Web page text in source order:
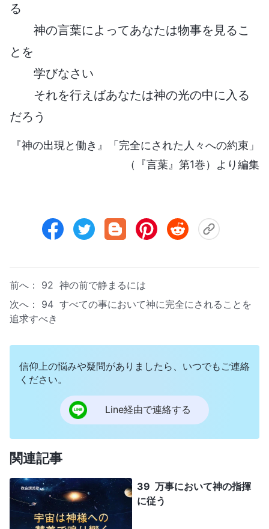
る
神の言葉によってあなたは物事を見るこ
とを
学びなさい
それを行えばあなたは神の光の中に入る
だろう
『神の出現と働き』「完全にされた人々への約束」
（『言葉』第1巻）より編集
前へ： 92 神の前で静まるには
次へ： 94 すべての事において神に完全にされることを
追求すべき
信仰上の悩みや疑問がありましたら、いつでもご連絡
ください。
Line経由で連絡する
関連記事
39 万事において神の指揮
に従う